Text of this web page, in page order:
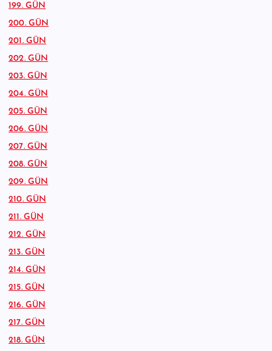
199. GÜN
200. GÜN
201. GÜN
202. GÜN
203. GÜN
204. GÜN
205. GÜN
206. GÜN
207. GÜN
208. GÜN
209. GÜN
210. GÜN
211. GÜN
212. GÜN
213. GÜN
214. GÜN
215. GÜN
216. GÜN
217. GÜN
218. GÜN